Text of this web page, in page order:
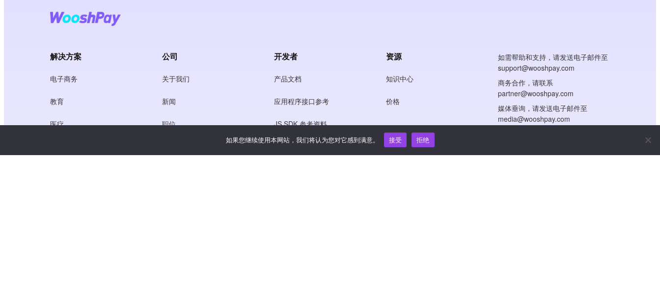
解决方案
电子商务
教育
医疗
公司
关于我们
新闻
职位
开发者
产品文档
应用程序接口参考
JS SDK 参考资料
资源
知识中心
价格
如需帮助和支持，请发送电子邮件至
support@wooshpay.com
商务合作，请联系
partner@wooshpay.com
媒体垂询，请发送电子邮件至
media@wooshpay.com
如果您继续使用本网站，我们将认为您对它感到满意。 接受 拒绝